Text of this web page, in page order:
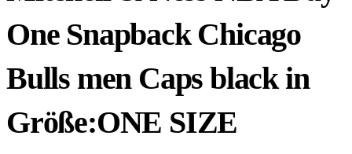
One Snapback Chicago
Bulls men Caps black in
Größe:ONE SIZE